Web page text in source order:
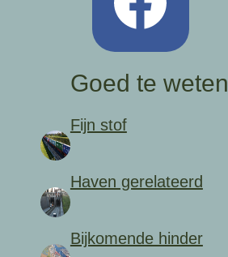
Goed te weten
Fijn stof
Haven gerelateerd
Bijkomende hinder